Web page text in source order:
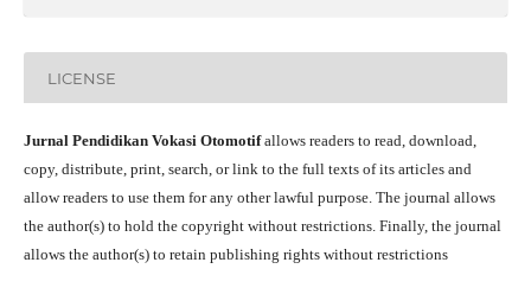
LICENSE
Jurnal Pendidikan Vokasi Otomotifallows readers to read, download,
copy, distribute, print, search, or link to the full texts of its articles and
allow readers to use them for any other lawful purpose. The journal allows
the author(s) to hold the copyright without restrictions. Finally, the journal
allows the author(s) to retain publishing rights without restrictions